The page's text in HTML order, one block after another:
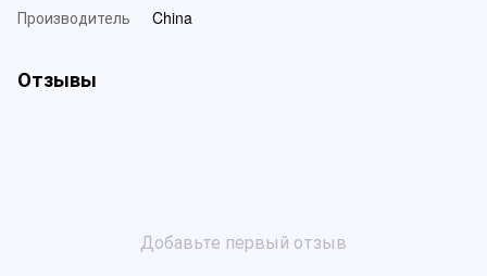
Производитель
China
Отзывы
Добавьте первый отзыв